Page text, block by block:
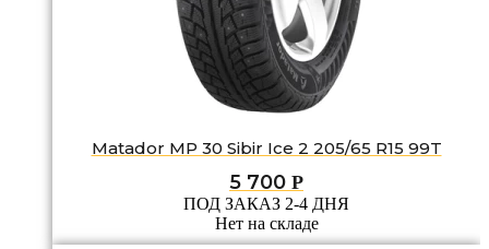
Matador MP 30 Sibir Ice 2 205/65 R15 99T
5 700 Р
ПОД ЗАКАЗ 2-4 ДНЯ
Нет на складе